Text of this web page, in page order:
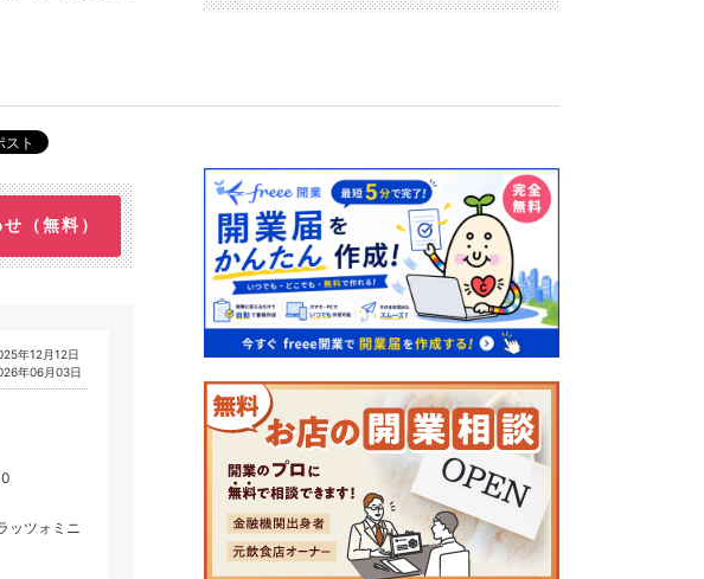
（無料）
年12月12日
年06月03日
ッツォミニ